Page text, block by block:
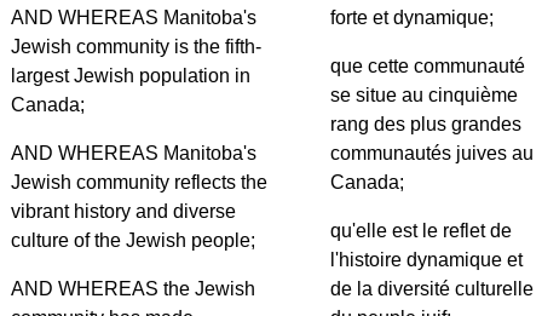
AND WHEREAS Manitoba's
Jewish community is the fifth-
largest Jewish population in
Canada;
AND WHEREAS Manitoba's
Jewish community reflects the
vibrant history and diverse
culture of the Jewish people;
AND WHEREAS the Jewish
forte et dynamique;
que cette communauté
se situe au cinquième
rang des plus grandes
communautés juives au
Canada;
qu'elle est le reflet de
l'histoire dynamique et
de la diversité culturelle